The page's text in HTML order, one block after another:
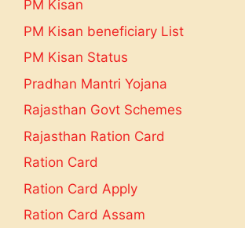
PM Kisan
PM Kisan beneficiary List
PM Kisan Status
Pradhan Mantri Yojana
Rajasthan Govt Schemes
Rajasthan Ration Card
Ration Card
Ration Card Apply
Ration Card Assam